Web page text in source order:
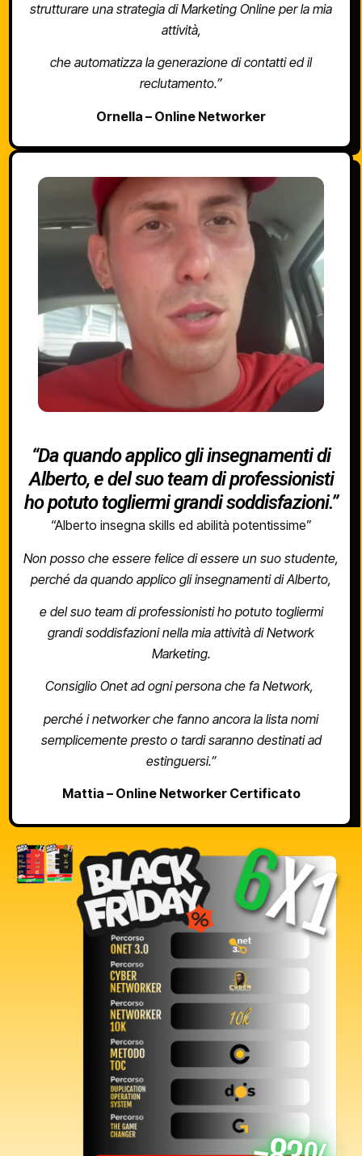
strutturare una strategia di Marketing Online per la mia
attività,
che automatizza la generazione di contatti ed il
reclutamento.”
Ornella – Online Networker
“Da quando applico gli insegnamenti di
Alberto, e del suo team di professionisti
ho potuto togliermi grandi soddisfazioni.”
“Alberto insegna skills ed abilità potentissime”
Non posso che essere felice di essere un suo studente,
perché da quando applico gli insegnamenti di Alberto,
e del suo team di professionisti ho potuto togliermi
grandi soddisfazioni nella mia attività di Network
Marketing.
Consiglio Onet ad ogni persona che fa Network,
perché i networker che fanno ancora la lista nomi
semplicemente presto o tardi saranno destinati ad
estinguersi.”
Mattia – Online Networker Certificato